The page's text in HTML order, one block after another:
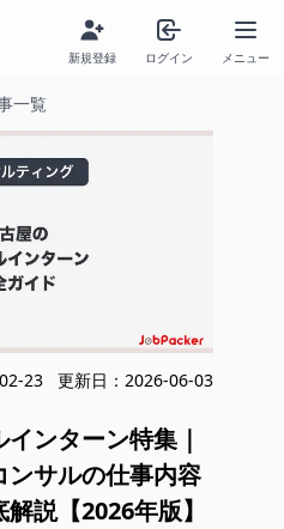
新規登録 ログイン メニュー
一覧
23 更新日： 2026-06-03
ンターン特集｜
サルの仕事内容
説【2026年版】